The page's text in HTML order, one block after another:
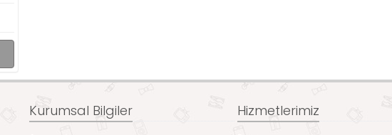
Kurumsal Bilgiler Hizmetlerimiz